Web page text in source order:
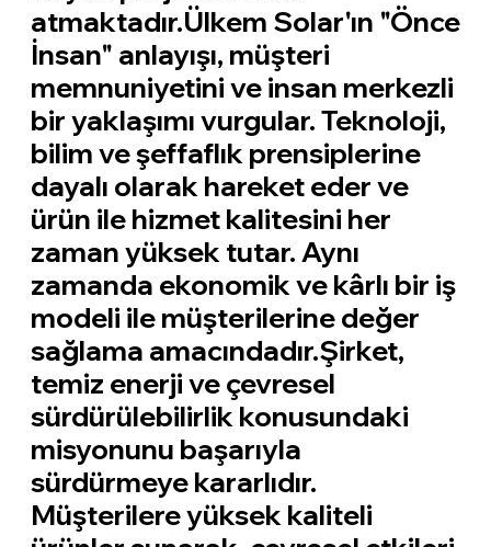
atmaktadır.Ülkem Solar'ın "Önce
İnsan" anlayışı, müşteri
memnuniyetini ve insan merkezli
bir yaklaşımı vurgular. Teknoloji,
bilim ve şeffaflık prensiplerine
dayalı olarak hareket eder ve
ürün ile hizmet kalitesini her
zaman yüksek tutar. Aynı
zamanda ekonomik ve kârlı bir iş
modeli ile müşterilerine değer
sağlama amacındadır.Şirket,
temiz enerji ve çevresel
sürdürülebilirlik konusundaki
misyonunu başarıyla
sürdürmeye kararlıdır.
Müşterilere yüksek kaliteli